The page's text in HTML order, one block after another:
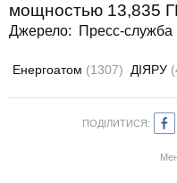
мощностью 13,835
Джерело: Пресс-
Енергоатом (1307) ДІЯРУ
ПОДІЛИТИСЯ: